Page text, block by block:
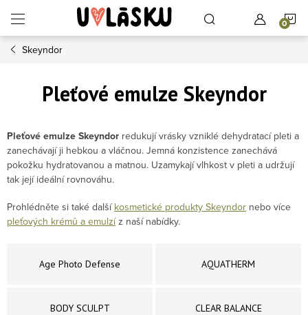
Skeyndor
Pleťové emulze Skeyndor
Pleťové emulze Skeyndor redukují vrásky vzniklé dehydratací pleti a
zanechávají ji hebkou a vláčnou. Jemná konzistence zanechává
pokožku hydratovanou a matnou. Uzamykají vlhkost v pleti a udržují
tak její ideální rovnováhu.
Prohlédněte si také další kosmetické produkty Skeyndor nebo více
pleťových krémů a emulzíz naší nabídky.
Age Photo Defense AQUATHERM
BODY SCULPT CLEAR BALANCE